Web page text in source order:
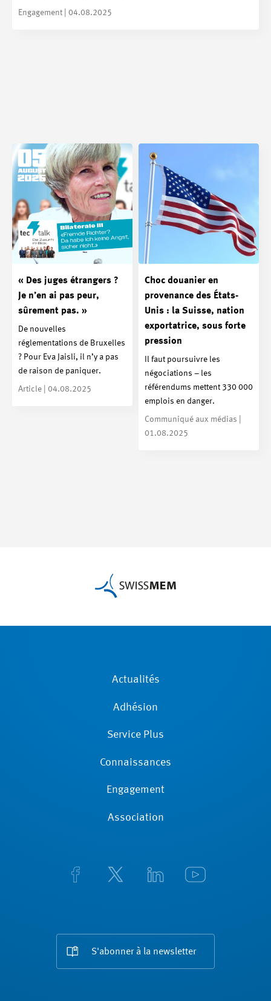
Engagement | 04.08.2025
« Des juges étrangers ?
Je n’en ai pas peur,
sûrement pas. »
De nouvelles
réglementations de Bruxelles
? Pour Eva Jaisli, il n’y a pas
de raison de paniquer.
Article | 04.08.2025
Choc douanier en
provenance des États-
Unis : la Suisse, nation
exportatrice, sous forte
pression
Il faut poursuivre les
négociations – les
référendums mettent 330 000
emplois en danger.
Communiqué aux médias |
01.08.2025
Actualités
Adhésion
Service Plus
Connaissances
Engagement
Association
S'abonner à la newsletter